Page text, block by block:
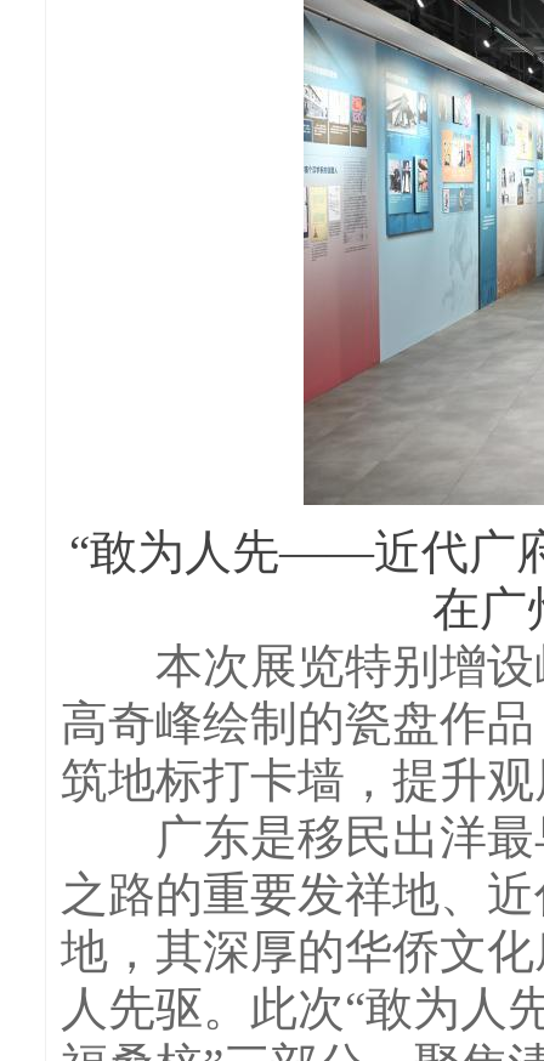
“敢为人先——近代广
在广
本次展览特别增设
高奇峰绘制的瓷盘作
筑地标打卡墙，提升
广东是移民出洋最
之路的重要发祥地、
地，其深厚的华侨文
人先驱。此次“敢为人